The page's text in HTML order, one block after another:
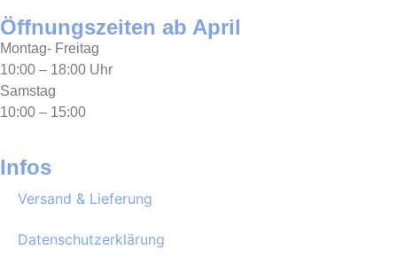
Öffnungszeiten ab April
Montag- Freitag
10:00 – 18:00 Uhr
Samstag
10:00 – 15:00
Infos
Versand & Lieferung
Datenschutzerklärung